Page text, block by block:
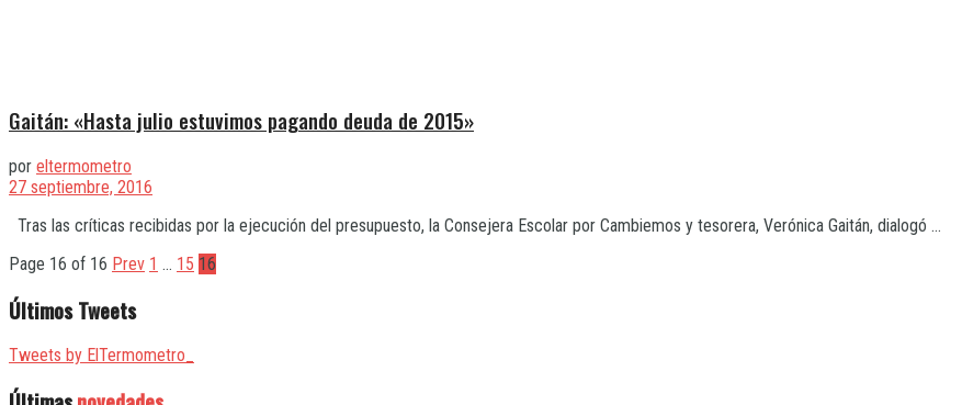
Gaitán: «Hasta julio estuvimos pagando deuda de 2015»
por eltermometro
27 septiembre, 2016
Tras las críticas recibidas por la ejecución del presupuesto, la Consejera Escolar por Cambiemos y tesorera, Verónica Gaitán, dialogó ...
Page 16 of 16 Prev 1 … 15 16
Últimos Tweets
Tweets by ElTermometro_